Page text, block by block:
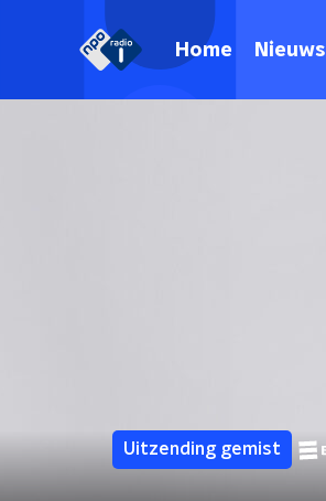
Home Nieuws
Uitzending gemist